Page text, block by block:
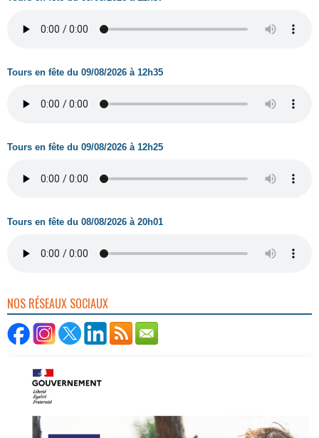
Tours en fête du 09/08/2026 à 12h35
Tours en fête du 09/08/2026 à 12h25
Tours en fête du 08/08/2026 à 20h01
NOS RÉSEAUX SOCIAUX